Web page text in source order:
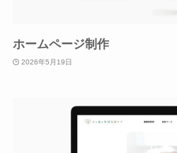
ホームページ制作
2026年5月19日